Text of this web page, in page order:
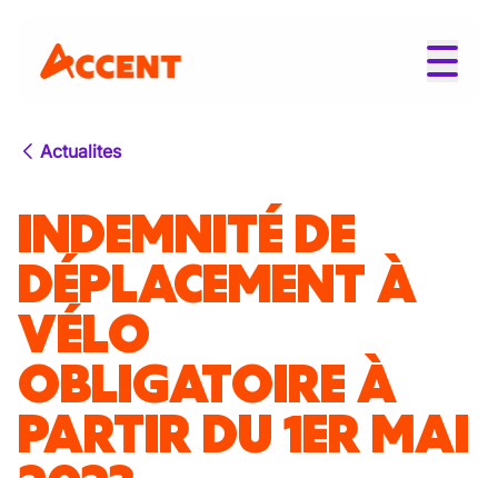
Actualites
INDEMNITÉ DE
DÉPLACEMENT À
VÉLO
OBLIGATOIRE À
PARTIR DU 1ER MAI